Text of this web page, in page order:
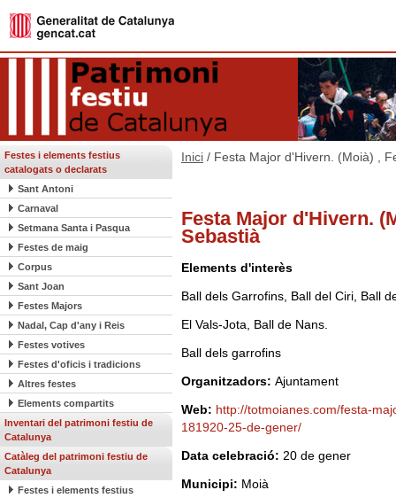
Festes i elements festius
catalogats o declarats
Sant Antoni
Carnaval
Setmana Santa i Pasqua
Festes de maig
Corpus
Sant Joan
Festes Majors
Nadal, Cap d'any i Reis
Festes votives
Festes d'oficis i tradicions
Altres festes
Elements compartits
Inventari del patrimoni festiu de
Catalunya
Catàleg del patrimoni festiu de
Catalunya
Festes i elements festius
Inici / Festa Major d'Hivern. (Moià) ,
Festa Major d'Hivern.
Sebastià
Elements d'interès
Ball dels Garrofins, Ball del Ciri, Ball
El Vals-Jota, Ball de Nans.
Ball dels garrofins
Organitzadors: Ajuntament
Web: http://totmoianes.com/festa-
181920-25-de-gener/
Data celebració: 20 de gener
Municipi: Moià